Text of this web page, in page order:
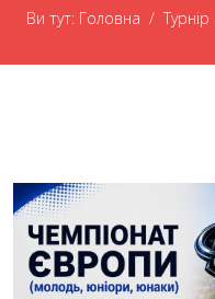
Ви тут: Головна Турнір